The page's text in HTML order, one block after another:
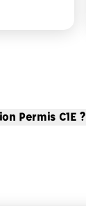
Permis C1E ?